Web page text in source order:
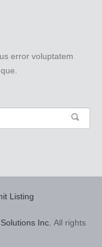
error voluptatem
Listing
Inc. All rights